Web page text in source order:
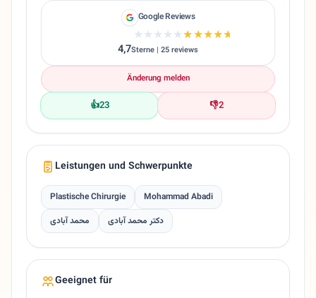
Google Reviews
★★★★★★★★★★
4,7Sterne | 25 reviews
Änderung melden
👍23 👎2
Leistungen und Schwerpunkte
Plastische Chirurgie
Mohammad Abadi
محمد آبادی
دکتر محمد آبادی
Geeignet für